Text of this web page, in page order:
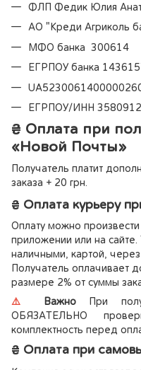
ФЛП Федик Юлия
АО "Креди Агриколь
МФО банка 300614
ЕГРПОУ банка
ЕГРПОУ/ИНН
₴ Оплата при
«Новой Почты»
Получатель платит
заказа + 20 грн.
₴ Оплата курьеру
Оплату можно
приложении или на
наличными, картой,
Получатель оплачивает
размере 2% от суммы
⚠️
ВажноПри
ОБЯЗАТЕЛЬНО
комплектность перед
₴ Оплата при